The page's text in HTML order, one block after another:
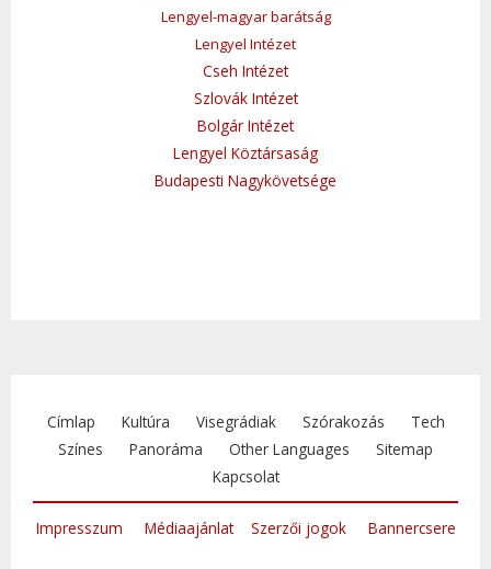
Lengyel-magyar barátság
Lengyel Intézet
Cseh Intézet
Szlovák Intézet
Bolgár Intézet
Lengyel Köztársaság
Budapesti Nagykövetsége
Címlap Kultúra Visegrádiak Szórakozás
Tech
Színes
Panoráma Other Languages
Sitemap
Kapcsolat
Impresszum Médiaajánlat Szerzői jogok Bannercsere